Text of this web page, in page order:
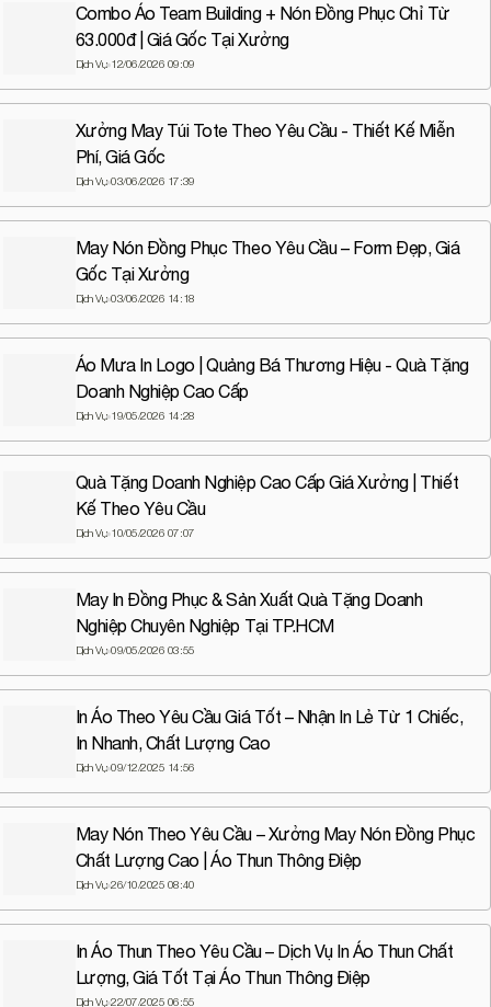
truyền thông thương hiệu
Combo Áo Team Building + Nón Đồng Phục Chỉ Từ
63.000đ | Giá Gốc Tại Xưởng
Dịch Vụ 12/06/2026 09:09
Xưởng May Túi Tote Theo Yêu Cầu - Thiết Kế Miễn
Phí, Giá Gốc
Dịch Vụ 03/06/2026 17:39
May Nón Đồng Phục Theo Yêu Cầu – Form Đẹp, Giá
Gốc Tại Xưởng
Dịch Vụ 03/06/2026 14:18
Áo Mưa In Logo | Quảng Bá Thương Hiệu - Quà Tặng
Doanh Nghiệp Cao Cấp
Dịch Vụ 19/05/2026 14:28
Quà Tặng Doanh Nghiệp Cao Cấp Giá Xưởng | Thiết
Kế Theo Yêu Cầu
Dịch Vụ 10/05/2026 07:07
May In Đồng Phục & Sản Xuất Quà Tặng Doanh
Nghiệp Chuyên Nghiệp Tại TP.HCM
Dịch Vụ 09/05/2026 03:55
In Áo Theo Yêu Cầu Giá Tốt – Nhận In Lẻ Từ 1 Chiếc,
In Nhanh, Chất Lượng Cao
Dịch Vụ 09/12/2025 14:56
May Nón Theo Yêu Cầu – Xưởng May Nón Đồng Phục
Chất Lượng Cao | Áo Thun Thông Điệp
Dịch Vụ 26/10/2025 08:40
In Áo Thun Theo Yêu Cầu – Dịch Vụ In Áo Thun Chất
Lượng, Giá Tốt Tại Áo Thun Thông Điệp
Dịch Vụ 22/07/2025 06:55